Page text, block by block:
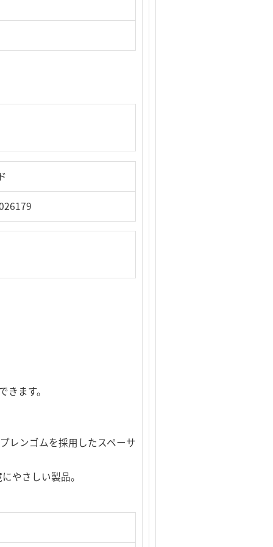
ます。
レンゴムを採用したスペーサ
やさしい製品。